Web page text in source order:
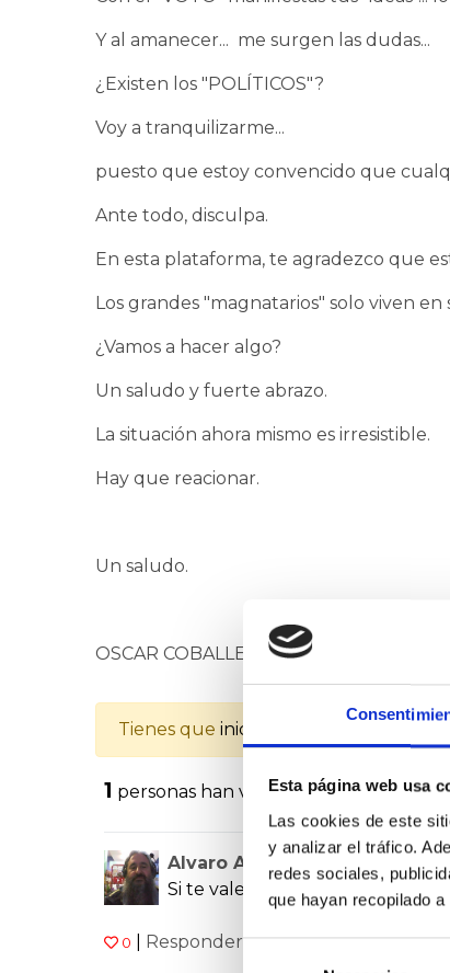
Esta página web usa
Las cookies de este
y analizar el tráfico.
redes sociales,
que hayan recopilado
Y al amanecer... me surgen las dudas...
¿Existen los "POLÍTICOS"?
Voy a tranquilizarme...
puesto que estoy convencido que
Ante todo, disculpa.
En esta plataforma, te agradezco que
Los grandes "magnatarios" solo viven en
¿Vamos a hacer algo?
Un saludo y fuerte abrazo.
La situación ahora mismo es irresistible.
Hay que reacionar.
Un saludo.
OSCAR COBALLES
Tienes que iniciar la sesión
1 personas han valorado
Alvaro Aizpuru Martín
Si te vale de algo, no eres el
0 Responder|08.09.2025